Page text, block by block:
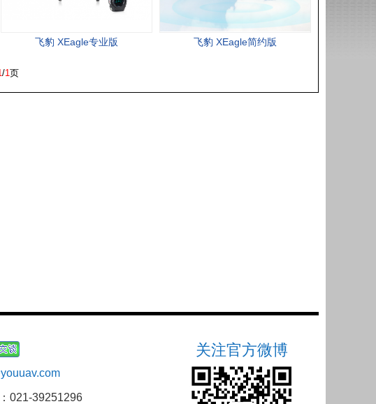
飞豹 XEagle专业版 飞豹 XEagle简约版
/1页
021-39251296
关注官方微博